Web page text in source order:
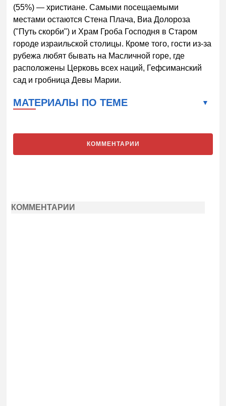
(55%) — христиане. Самыми посещаемыми
местами остаются Стена Плача, Виа Долороза
("Путь скорби") и Храм Гроба Господня в Старом
городе израильской столицы. Кроме того, гости из-за
рубежа любят бывать на Масличной горе, где
расположены Церковь всех наций, Гефсиманский
сад и гробница Девы Марии.
МАТЕРИАЛЫ ПО ТЕМЕ
КОММЕНТАРИИ
КОММЕНТАРИИ